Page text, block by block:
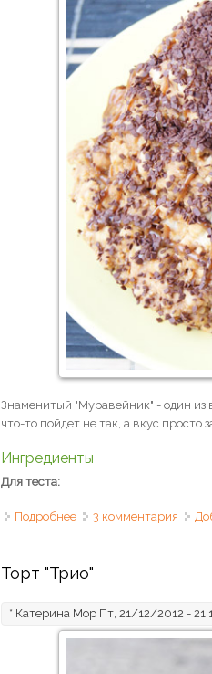
Знаменитый "Муравейник" - один из
что-то пойдет не так, а вкус просто
Ингредиенты
Для теста:
Подробнее о Торт "Муравейник" с
3 комментария
Торт "Трио"
* Катерина Мор Пт, 21/12/2012 -